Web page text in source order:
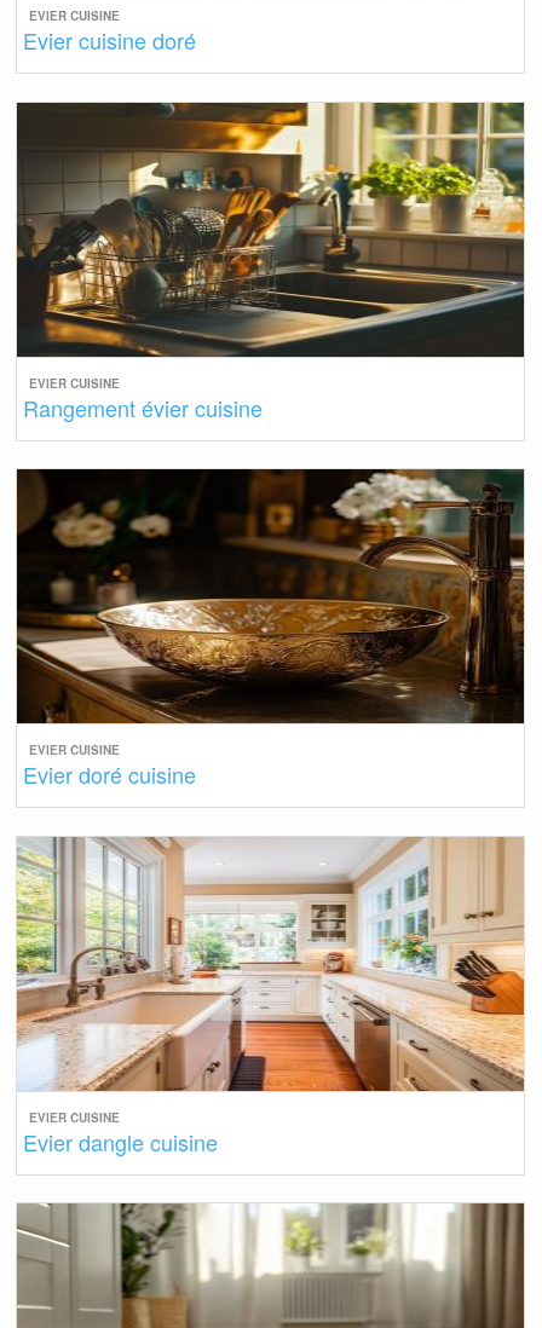
EVIER CUISINE
Evier cuisine doré
EVIER CUISINE
Rangement évier cuisine
EVIER CUISINE
Evier doré cuisine
EVIER CUISINE
Evier dangle cuisine